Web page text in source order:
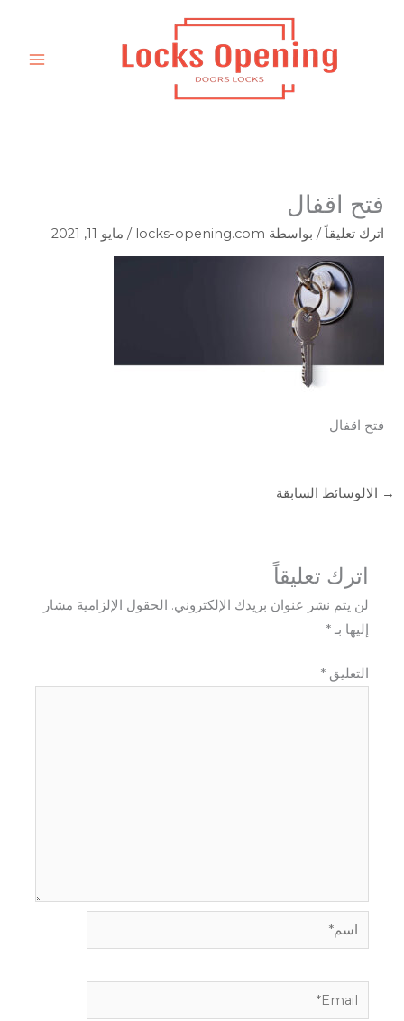
فتح اقفال
اترك تعليقاً / بواسطة locks-opening.com
/ مايو 11, 2021
فتح اقفال
→ الالوسائط السابقة
اترك تعليقاً
لن يتم نشر عنوان بريدك الإلكتروني. الحقول الإلزامية مشار
إليها بـ*
التعليق*
اسم*
Email*